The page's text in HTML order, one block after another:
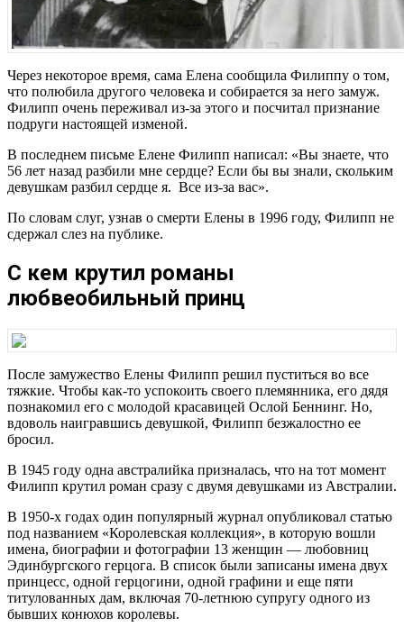
Через некоторое время, сама Елена сообщила Филиппу о том,
что полюбила другого человека и собирается за него замуж.
Филипп очень переживал из-за этого и посчитал признание
подруги настоящей изменой.
В последнем письме Елене Филипп написал: «Вы знаете, что
56 лет назад разбили мне сердце? Если бы вы знали, скольким
девушкам разбил сердце я. Все из-за вас».
По словам слуг, узнав о смерти Елены в 1996 году, Филипп не
сдержал слез на публике.
С кем крутил романы
любвеобильный принц
После замужество Елены Филипп решил пуститься во все
тяжкие. Чтобы как-то успокоить своего племянника, его дядя
познакомил его с молодой красавицей Ослой Беннинг. Но,
вдоволь наигравшись девушкой, Филипп безжалостно ее
бросил.
В 1945 году одна австралийка призналась, что на тот момент
Филипп крутил роман сразу с двумя девушками из Австралии.
В 1950-х годах один популярный журнал опубликовал статью
под названием «Королевская коллекция», в которую вошли
имена, биографии и фотографии 13 женщин — любовниц
Эдинбургского герцога. В список были записаны имена двух
принцесс, одной герцогини, одной графини и еще пяти
титулованных дам, включая 70-летнюю супругу одного из
бывших конюхов королевы.